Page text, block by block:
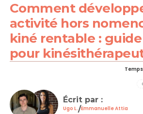
Comment
activité hors
kiné rentable :
pour
Écrit par :
Ugo L./Emmanuelle Attia